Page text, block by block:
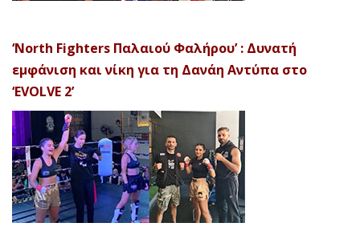
‘North Fighters Παλαιού Φαλήρου’ : Δυνατή
εμφάνιση και νίκη για τη Δανάη Αντύπα στο
‘EVOLVE 2’